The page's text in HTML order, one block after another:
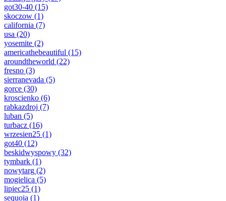
got30-40 (15)
skoczow (1)
california (7)
usa (20)
yosemite (2)
americathebeautiful (15)
aroundtheworld (22)
fresno (3)
sierranevada (5)
gorce (30)
kroscienko (6)
rabkazdroj (7)
luban (5)
turbacz (16)
wrzesien25 (1)
got40 (12)
beskidwyspowy (32)
tymbark (1)
nowytarg (2)
mogielica (5)
lipiec25 (1)
sequoia (1)